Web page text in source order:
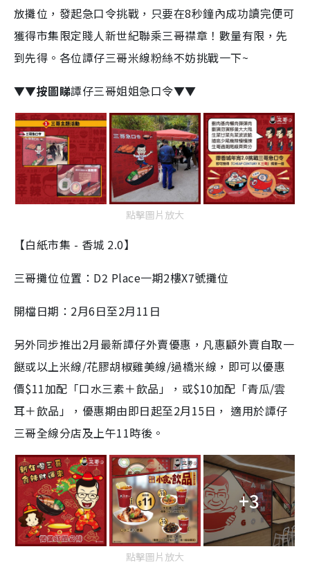
放攤位，發起急口令挑戰，只要在8秒鐘內成功讀完便可
獲得市集限定賤人新世紀聯乘三哥襟章！數量有限，先
到先得。各位譚仔三哥米線粉絲不妨挑戰一下~
▼▼按圖睇譚仔三哥姐姐急口令▼▼
點擊圖片放大
【白紙市集 - 香城 2.0】
三哥攤位位置：D2 Place一期2樓X7號攤位
開檔日期：2月6日至2月11日
另外同步推出2月最新譚仔外賣優惠，凡惠顧外賣自取一
餸或以上米線/花膠胡椒雞美線/過橋米線，即可以優惠
價$11加配「口水三素＋飲品」，或$10加配「青瓜/雲
耳＋飲品」，優惠期由即日起至2月15日， 適用於譚仔
三哥全線分店及上午11時後。
+3
點擊圖片放大